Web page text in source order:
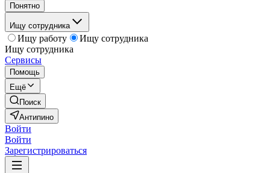
Понятно
Ищу сотрудника
Ищу работу
Ищу сотрудника
Ищу сотрудника
Сервисы
Помощь
Ещё
Поиск
Антипино
Войти
Войти
Зарегистрироваться